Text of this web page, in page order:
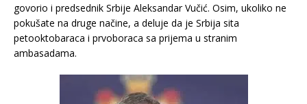
govorio i predsednik Srbije Aleksandar Vučić. Osim, ukoliko ne
pokušate na druge načine, a deluje da je Srbija sita
petooktobaraca i prvoboraca sa prijema u stranim
ambasadama.